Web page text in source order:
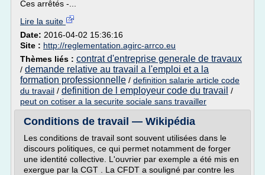
Ces arrêtés -...
Lire la suite
Date: 2016-04-02 15:36:16
Site : http://reglementation.agirc-arrco.eu
Thèmes liés : contrat d'entreprise generale de travaux
/ demande relative au travail a l'emploi et a la
formation professionnelle / definition salarie article code
du travail / definition de l employeur code du travail /
peut on cotiser a la securite sociale sans travailler
Conditions de travail — Wikipédia
Les conditions de travail sont souvent utilisées dans le
discours politiques, ce qui permet notamment de forger
une identité collective. L'ouvrier par exemple a été mis en
exergue par la CGT . La CFDT a souligné par contre les